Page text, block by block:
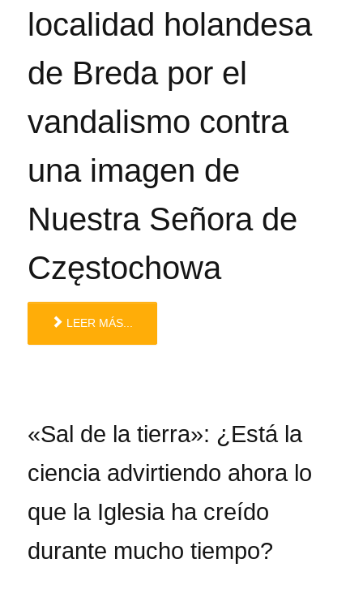
localidad holandesa
de Breda por el
vandalismo contra
una imagen de
Nuestra Señora de
Częstochowa
LEER MÁS...
«Sal de la tierra»: ¿Está la
ciencia advirtiendo ahora lo
que la Iglesia ha creído
durante mucho tiempo?